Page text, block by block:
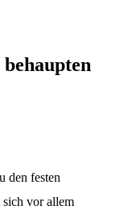
den festen
vor allem